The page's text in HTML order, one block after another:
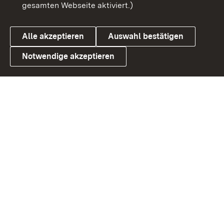
Link zum Landesportal
Cookies
gesamten Webseite aktiviert.)
Alle akzeptieren Auswahl bestätigen
Notwendige akzeptieren